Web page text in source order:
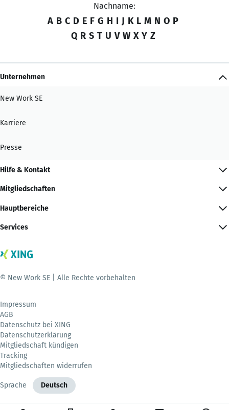
Nachname:
A B C D E F G H I J K L M N O P
Q R S T U V W X Y Z
Unternehmen
New Work SE
Karriere
Presse
Hilfe & Kontakt
Mitgliedschaften
Hauptbereiche
Services
© New Work SE | Alle Rechte vorbehalten
Impressum
AGB
Datenschutz bei XING
Datenschutzerklärung
Mitgliedschaft kündigen
Tracking
Mitgliedschaften widerrufen
Sprache Deutsch